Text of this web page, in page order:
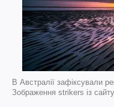
В Австралії зафіксували
Зображення strikers із